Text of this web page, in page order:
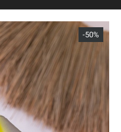
-50%